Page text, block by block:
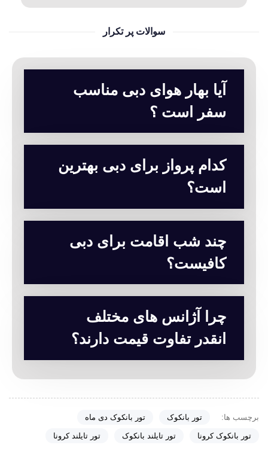
سوالات پر تکرار
آیا بهار هوای دبی مناسب
سفر است ؟
کدام پرواز برای دبی بهترین
است؟
چند شب اقامت برای دبی
کافیست؟
چرا آژانس های مختلف
انقدر تفاوت قیمت دارند؟
برچسب ها: تور بانکوک تور بانکوک دی ماه
تور بانکوک کرونا تور تایلند بانکوک تور تایلند کرونا